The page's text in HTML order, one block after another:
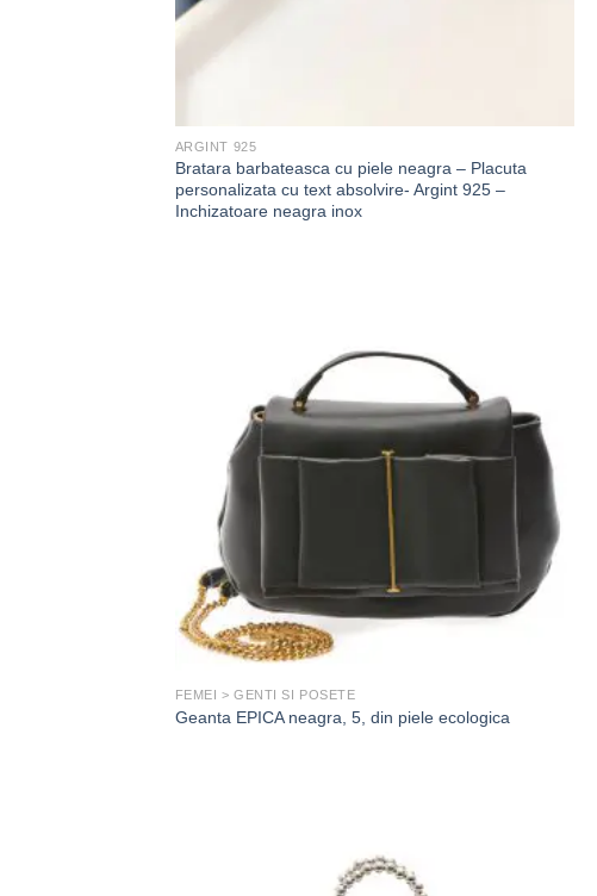
ARGINT 925
Bratara barbateasca cu piele neagra – Placuta
personalizata cu text absolvire- Argint 925 –
Inchizatoare neagra inox
FEMEI > GENTI SI POSETE
Geanta EPICA neagra, 5, din piele ecologica